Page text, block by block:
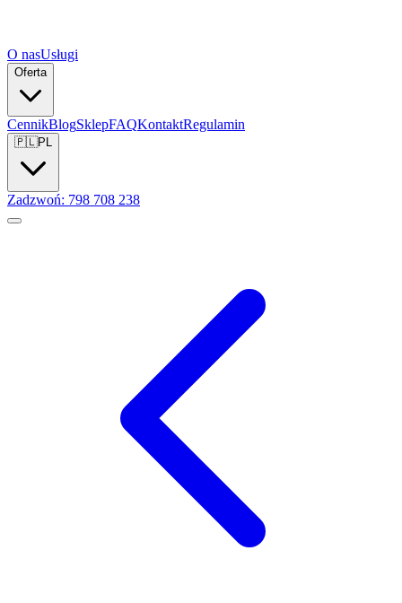
O nasUsługi
Oferta
CennikBlogSklepFAQKontaktRegulamin
🇵🇱PL
Zadzwoń: 798 708 238